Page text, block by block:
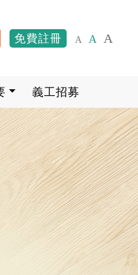
account
免費註冊 A A A
義工招募